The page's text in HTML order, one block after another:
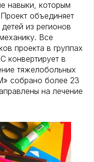
навыки, которым
объединяет
из регионов
Все
проекта в группах
конвертирует в
тяжелобольных
собрано более 23
на лечение